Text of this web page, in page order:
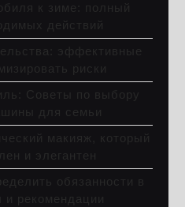
к зиме: полный
действий
эффективные
риски
Советы по выбору
для семьи
макияж, который
и элегантен
обязанности в
и рекомендации